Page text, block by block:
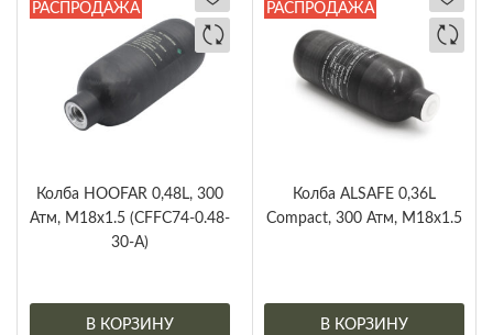
РАСПРОДАЖА
Колба HOOFAR 0,48L, 300
Атм, M18x1.5 (CFFC74-0.48-
30-A)
В КОРЗИНУ
РАСПРОДАЖА
Колба ALSAFE 0,36L
Compact, 300 Атм, M18x1.5
В КОРЗИНУ